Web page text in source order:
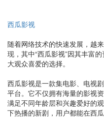
西瓜影视
随着网络技术的快速发展，越
现，其中“西瓜影视”因其丰富
大观众喜爱的选择。
西瓜影视是一款集电影、电视
平台。它不仅拥有海量的影视
满足不同年龄层和兴趣爱好的
下热播的新剧，用户都能在西瓜